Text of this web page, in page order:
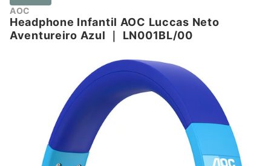
AOC
Headphone Infantil AOC Luccas Neto
Aventureiro Azul ｜ LN001BL/00